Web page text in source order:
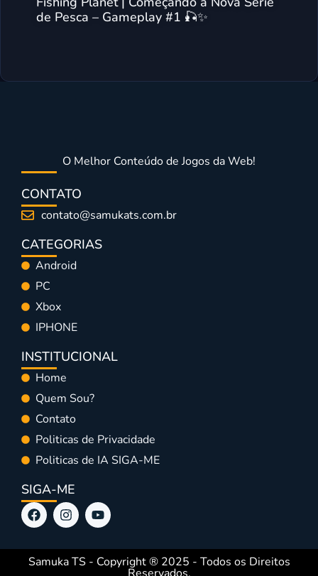
de Pesca – Gameplay #1 🎣✨
O Melhor Conteúdo de Jogos da Web!
CONTATO
contato@samukats.com.br
CATEGORIAS
Android
PC
Xbox
IPHONE
INSTITUCIONAL
Home
Quem Sou?
Contato
Politicas de Privacidade
Politicas de IA SIGA-ME
SIGA-ME
Samuka TS - Copyright ® 2025 - Todos os Direitos